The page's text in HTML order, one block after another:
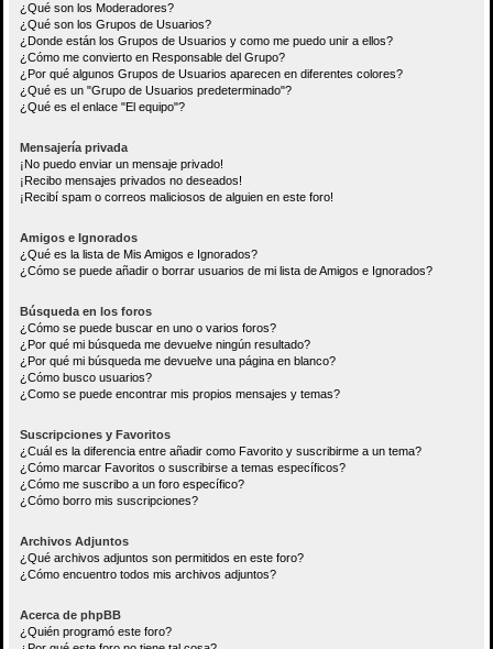
¿Qué son los Moderadores?
¿Qué son los Grupos de Usuarios?
¿Donde están los Grupos de Usuarios y como me puedo unir a ellos?
¿Cómo me convierto en Responsable del Grupo?
¿Por qué algunos Grupos de Usuarios aparecen en diferentes colores?
¿Qué es un "Grupo de Usuarios predeterminado"?
¿Qué es el enlace "El equipo"?
Mensajería privada
¡No puedo enviar un mensaje privado!
¡Recibo mensajes privados no deseados!
¡Recibí spam o correos maliciosos de alguien en este foro!
Amigos e Ignorados
¿Qué es la lista de Mis Amigos e Ignorados?
¿Cómo se puede añadir o borrar usuarios de mi lista de Amigos e Ignorados?
Búsqueda en los foros
¿Cómo se puede buscar en uno o varios foros?
¿Por qué mi búsqueda me devuelve ningún resultado?
¿Por qué mi búsqueda me devuelve una página en blanco?
¿Cómo busco usuarios?
¿Como se puede encontrar mis propios mensajes y temas?
Suscripciones y Favoritos
¿Cuál es la diferencia entre añadir como Favorito y suscribirme a un tema?
¿Cómo marcar Favoritos o suscribirse a temas específicos?
¿Cómo me suscribo a un foro específico?
¿Cómo borro mis suscripciones?
Archivos Adjuntos
¿Qué archivos adjuntos son permitidos en este foro?
¿Cómo encuentro todos mis archivos adjuntos?
Acerca de phpBB
¿Quién programó este foro?